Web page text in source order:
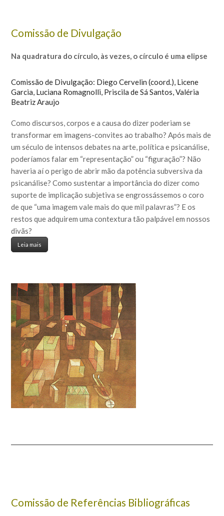
Comissão de Divulgação
Na quadratura do círculo, às vezes, o círculo é uma elipse
Comissão de Divulgação: Diego Cervelin (coord.), Licene
Garcia, Luciana Romagnolli, Priscila de Sá Santos, Valéria
Beatriz Araujo
Como discursos, corpos e a causa do dizer poderiam se
transformar em imagens-convites ao trabalho? Após mais de
um século de intensos debates na arte, política e psicanálise,
poderíamos falar em “representação” ou “figuração”? Não
haveria aí o perigo de abrir mão da potência subversiva da
psicanálise? Como sustentar a importância do dizer como
suporte de implicação subjetiva se engrossássemos o coro
de que “uma imagem vale mais do que mil palavras”? E os
restos que adquirem uma contextura tão palpável em nossos
divãs?
Leia mais
Comissão de Referências Bibliográficas